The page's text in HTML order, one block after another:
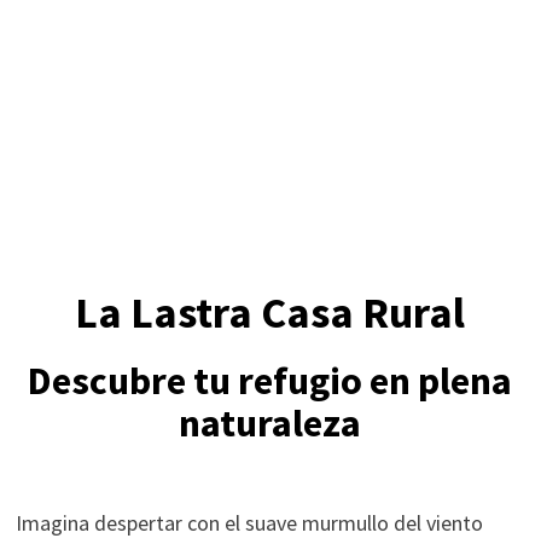
La Lastra Casa Rural
Descubre tu refugio en plena
naturaleza
Imagina despertar con el suave murmullo del viento